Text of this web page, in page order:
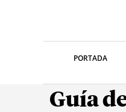
PORTADA
Guía